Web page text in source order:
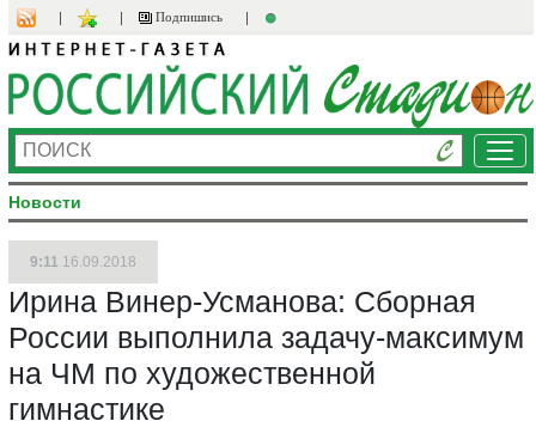
Подпишись
Новости
9:11 16.09.2018
Ирина Винер-Усманова: Сборная
России выполнила задачу-максимум
на ЧМ по художественной
гимнастике